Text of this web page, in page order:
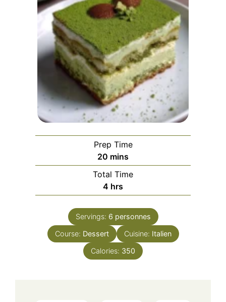
Prep Time
20 minutes
mins
Total Time
4 hours
hrs
Servings: 6 personnes
Course: Dessert Cuisine: Italien
Calories: 350